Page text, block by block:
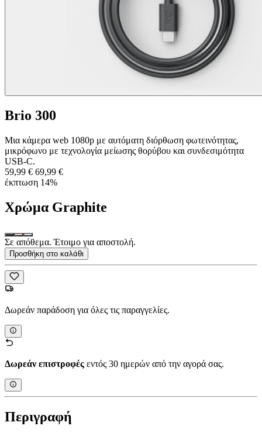
Brio 300
Μια κάμερα web 1080p με αυτόματη διόρθωση φωτεινότητας,
μικρόφωνο με τεχνολογία μείωσης θορύβου και συνδεσιμότητα
USB-C.
59,99 € 69,99 €
έκπτωση 14%
Χρώμα Graphite
Σε απόθεμα. Έτοιμο για αποστολή.
Προσθήκη στο καλάθι
Δωρεάν παράδοση για όλες τις παραγγελίες.
Δωρεάν επιστροφές εντός 30 ημερών από την αγορά σας.
Περιγραφή